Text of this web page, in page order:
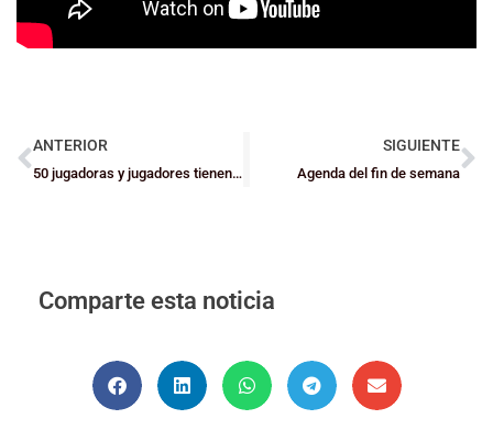
ANTERIOR
50 jugadoras y jugadores tienen una nueva cita con el Programa de Tecnificación
SIGUIENTE
Agenda del fin de semana
Comparte esta noticia